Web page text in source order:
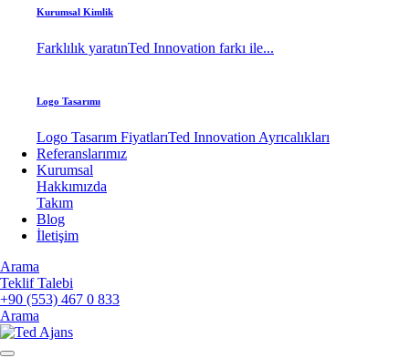
Kurumsal Kimlik
Farklılık yaratınTed Innovation farkı ile...
Logo Tasarımı
Logo Tasarım FiyatlarıTed Innovation Ayrıcalıkları
Referanslarımız
Kurumsal
Hakkımızda
Takım
Blog
İletişim
Arama
Teklif Talebi
+90 (553) 467 0 833
Arama